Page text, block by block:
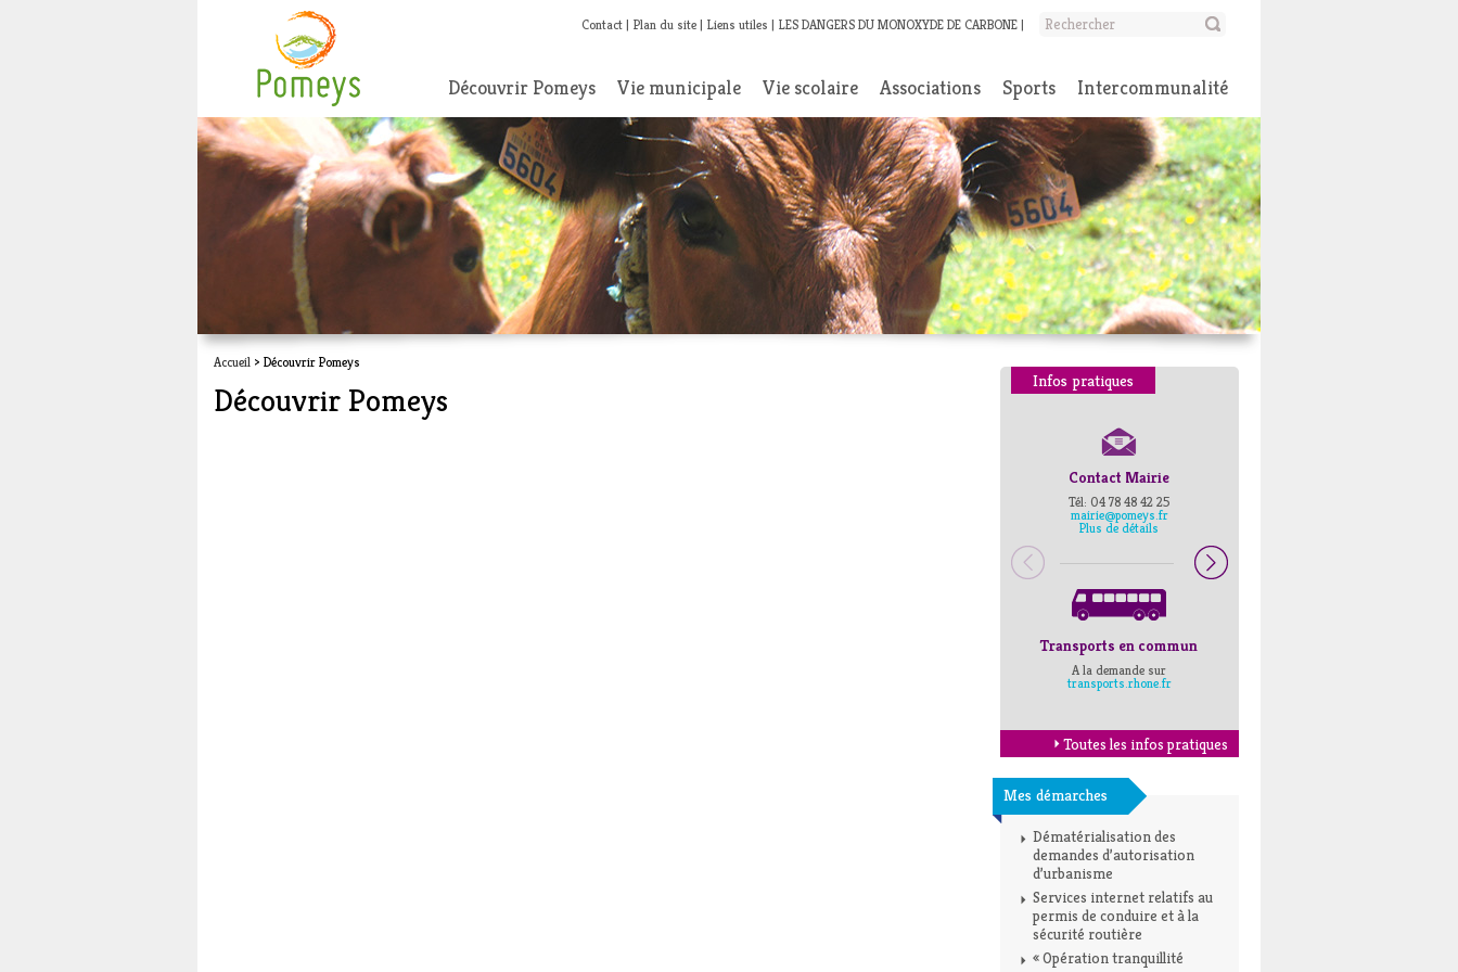
Contact Plan du site Liens utiles LES DANGERS DU MONOXYDE DE CARBONE
Découvrir Pomeys Vie municipale Vie scolaire Associations Sports Intercommunalité
Accueil > Découvrir Pomeys
Découvrir Pomeys
Infos pratiques
Contact Mairie
Tél: 04 78 48 42 25
mairie@pomeys.fr
Plus de détails
Transports en commun
A la demande sur
transports.rhone.fr
Toutes les infos pratiques
Mes démarches
Dématérialisation des
demandes d’autorisation
d’urbanisme
Services internet relatifs au
permis de conduire et à la
sécurité routière
« Opération tranquillité